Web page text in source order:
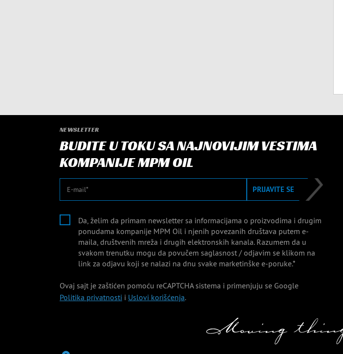
NEWSLETTER
BUDITE U TOKU SA NAJNOVIJIM VESTIMA
KOMPANIJE MPM OIL
E-mail PRIJAVITE SE
Da, želim da primam newsletter sa informacijama o proizvodima i drugim
ponudama kompanije MPM Oil i njenih povezanih društava putem e-
maila, društvenih mreža i drugih elektronskih kanala. Razumem da u
svakom trenutku mogu da povučem saglasnost / odjavim se klikom na
link za odjavu koji se nalazi na dnu svake marketinške e-poruke.*
Ovaj sajt je zaštićen pomoću reCAPTCHA sistema i primenjuju se Google
Politika privatnosti i Uslovi korišćenja.